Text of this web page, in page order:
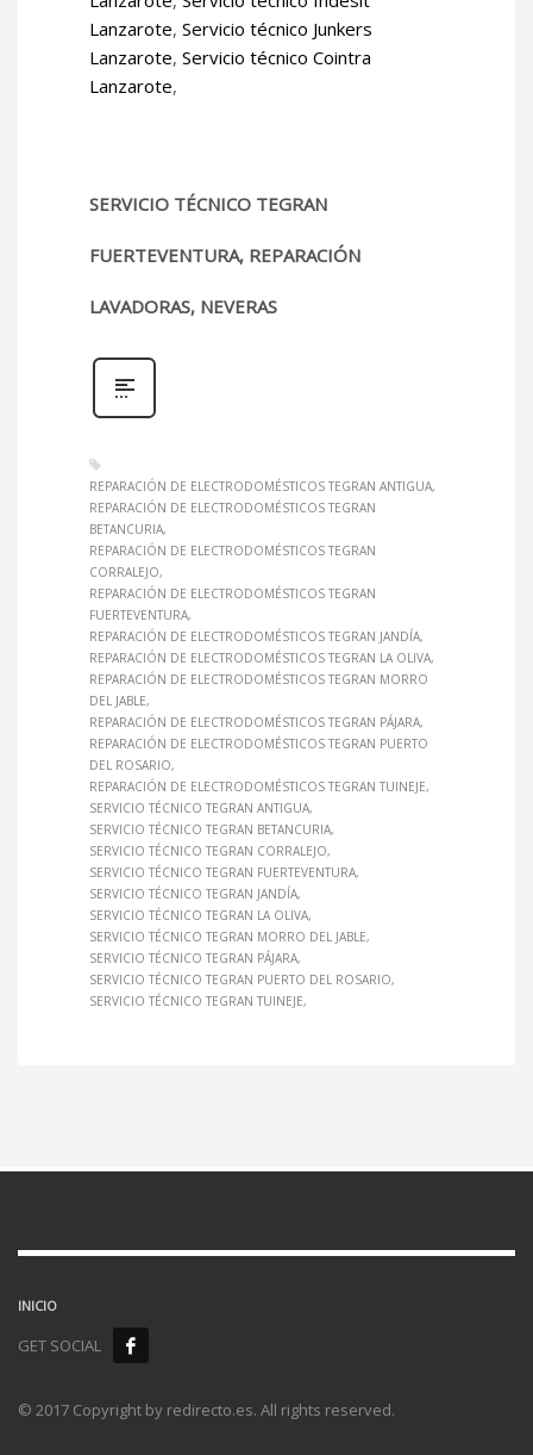
Lanzarote, Servicio técnico Junkers
Lanzarote, Servicio técnico Cointra
Lanzarote,
SERVICIO TÉCNICO TEGRAN
FUERTEVENTURA, REPARACIÓN
LAVADORAS, NEVERAS
REPARACIÓN DE ELECTRODOMÉSTICOS TEGRAN ANTIGUA
REPARACIÓN DE ELECTRODOMÉSTICOS TEGRAN
BETANCURIA
REPARACIÓN DE ELECTRODOMÉSTICOS TEGRAN
CORRALEJO
REPARACIÓN DE ELECTRODOMÉSTICOS TEGRAN
FUERTEVENTURA
REPARACIÓN DE ELECTRODOMÉSTICOS TEGRAN JANDÍA
REPARACIÓN DE ELECTRODOMÉSTICOS TEGRAN LA OLIVA
REPARACIÓN DE ELECTRODOMÉSTICOS TEGRAN MORRO
DEL JABLE
REPARACIÓN DE ELECTRODOMÉSTICOS TEGRAN PÁJARA
REPARACIÓN DE ELECTRODOMÉSTICOS TEGRAN PUERTO
DEL ROSARIO
REPARACIÓN DE ELECTRODOMÉSTICOS TEGRAN TUINEJE
SERVICIO TÉCNICO TEGRAN ANTIGUA
SERVICIO TÉCNICO TEGRAN BETANCURIA
SERVICIO TÉCNICO TEGRAN CORRALEJO
SERVICIO TÉCNICO TEGRAN FUERTEVENTURA
SERVICIO TÉCNICO TEGRAN JANDÍA
SERVICIO TÉCNICO TEGRAN LA OLIVA
SERVICIO TÉCNICO TEGRAN MORRO DEL JABLE
SERVICIO TÉCNICO TEGRAN PÁJARA
SERVICIO TÉCNICO TEGRAN PUERTO DEL ROSARIO
SERVICIO TÉCNICO TEGRAN TUINEJE
INICIO
GET SOCIAL
© 2017 Copyright by redirecto.es. All rights reserved.